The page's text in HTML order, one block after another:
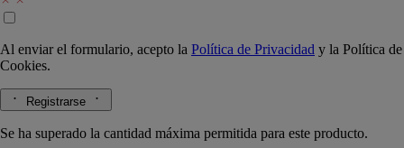
Al enviar el formulario, acepto la Política de Privacidad y la Política de
Cookies.
Registrarse
Se ha superado la cantidad máxima permitida para este producto.